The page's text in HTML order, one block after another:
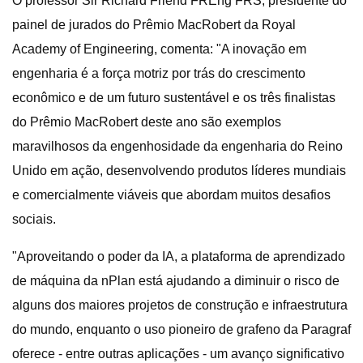
painel de jurados do Prêmio MacRobert da Royal
Academy of Engineering, comenta: "A inovação em
engenharia é a força motriz por trás do crescimento
econômico e de um futuro sustentável e os três finalistas
do Prêmio MacRobert deste ano são exemplos
maravilhosos da engenhosidade da engenharia do Reino
Unido em ação, desenvolvendo produtos líderes mundiais
e comercialmente viáveis ​​que abordam muitos desafios
sociais.
"Aproveitando o poder da IA, a plataforma de aprendizado
de máquina da nPlan está ajudando a diminuir o risco de
alguns dos maiores projetos de construção e infraestrutura
do mundo, enquanto o uso pioneiro de grafeno da Paragraf
oferece - entre outras aplicações - um avanço significativo